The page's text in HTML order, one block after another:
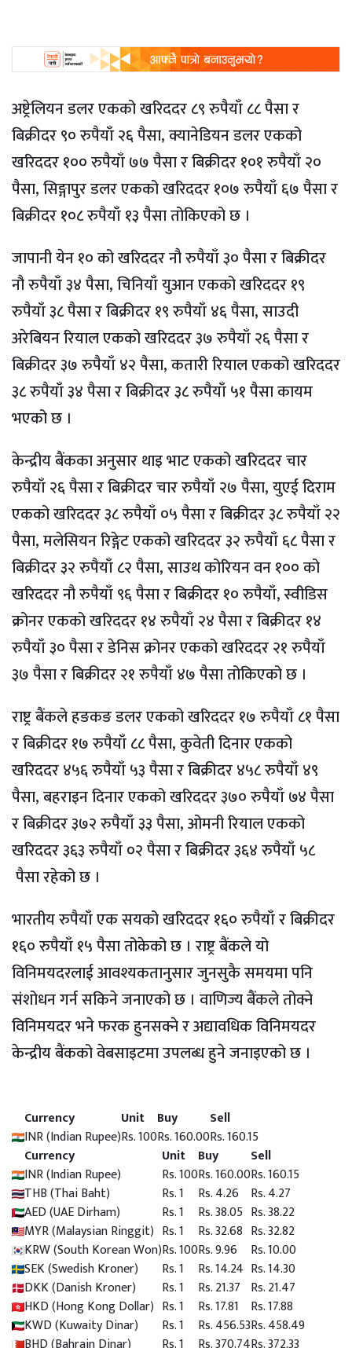
अष्ट्रेलियन डलर एकको खरिददर ८९ रुपैयाँ ८८ पैसा र
बिक्रीदर ९० रुपैयाँ २६ पैसा, क्यानेडियन डलर एकको
खरिददर १०० रुपैयाँ ७७ पैसा र बिक्रीदर १०१ रुपैयाँ २०
पैसा, सिङ्गापुर डलर एकको खरिददर १०७ रुपैयाँ ६७ पैसा र
बिक्रीदर १०८ रुपैयाँ १३ पैसा तोकिएको छ ।
जापानी येन १० को खरिददर नौ रुपैयाँ ३० पैसा र बिक्रीदर
नौ रुपैयाँ ३४ पैसा, चिनियाँ युआन एकको खरिददर १९
रुपैयाँ ३८ पैसा र बिक्रीदर १९ रुपैयाँ ४६ पैसा, साउदी
अरेबियन रियाल एकको खरिददर ३७ रुपैयाँ २६ पैसा र
बिक्रीदर ३७ रुपैयाँ ४२ पैसा, कतारी रियाल एकको खरिददर
३८ रुपैयाँ ३४ पैसा र बिक्रीदर ३८ रुपैयाँ ५१ पैसा कायम
भएको छ ।
केन्द्रीय बैंकका अनुसार थाइ भाट एकको खरिददर चार
रुपैयाँ २६ पैसा र बिक्रीदर चार रुपैयाँ २७ पैसा, युएई दिराम
एकको खरिददर ३८ रुपैयाँ ०५ पैसा र बिक्रीदर ३८ रुपैयाँ २२
पैसा, मलेसियन रिङ्गेट एकको खरिददर ३२ रुपैयाँ ६८ पैसा र
बिक्रीदर ३२ रुपैयाँ ८२ पैसा, साउथ कोरियन वन १०० को
खरिददर नौ रुपैयाँ ९६ पैसा र बिक्रीदर १० रुपैयाँ, स्वीडिस
क्रोनर एकको खरिददर १४ रुपैयाँ २४ पैसा र बिक्रीदर १४
रुपैयाँ ३० पैसा र डेनिस क्रोनर एकको खरिददर २१ रुपैयाँ
३७ पैसा र बिक्रीदर २१ रुपैयाँ ४७ पैसा तोकिएको छ ।
राष्ट्र बैंकले हङकङ डलर एकको खरिददर १७ रुपैयाँ ८१ पैसा
र बिक्रीदर १७ रुपैयाँ ८८ पैसा, कुवेती दिनार एकको
खरिददर ४५६ रुपैयाँ ५३ पैसा र बिक्रीदर ४५८ रुपैयाँ ४९
पैसा, बहराइन दिनार एकको खरिददर ३७० रुपैयाँ ७४ पैसा
र बिक्रीदर ३७२ रुपैयाँ ३३ पैसा, ओमनी रियाल एकको
खरिददर ३६३ रुपैयाँ ०२ पैसा र बिक्रीदर ३६४ रुपैयाँ ५८
पैसा रहेको छ ।
भारतीय रुपैयाँ एक सयको खरिददर १६० रुपैयाँ र बिक्रीदर
१६० रुपैयाँ १५ पैसा तोकेको छ । राष्ट्र बैंकले यो
विनिमयदरलाई आवश्यकतानुसार जुनसुकै समयमा पनि
संशोधन गर्न सकिने जनाएको छ । वाणिज्य बैंकले तोक्ने
विनिमयदर भने फरक हुनसक्ने र अद्यावधिक विनिमयदर
केन्द्रीय बैंकको वेबसाइटमा उपलब्ध हुने जनाइएको छ ।
Currency Unit Buy
Sell
INR (Indian Rupee)Rs. 100Rs. 160.00Rs. 160.15
Currency
Unit Buy
Sell
INR (Indian Rupee)
Rs. 100Rs. 160.00Rs. 160.15
THB (Thai Baht)
Rs. 1 Rs. 4.26 Rs. 4.27
AED (UAE Dirham)
Rs. 1 Rs. 38.05 Rs. 38.22
MYR (Malaysian Ringgit) Rs. 1 Rs. 32.68 Rs. 32.82
KRW (South Korean Won)Rs. 100Rs. 9.96
Rs. 10.00
SEK (Swedish Kroner)
Rs. 1 Rs. 14.24 Rs. 14.30
DKK (Danish Kroner)
Rs. 1 Rs. 21.37 Rs. 21.47
HKD (Hong Kong Dollar) Rs. 1 Rs. 17.81
Rs. 17.88
KWD (Kuwaity Dinar)
Rs. 1 Rs. 456.53Rs. 458.49